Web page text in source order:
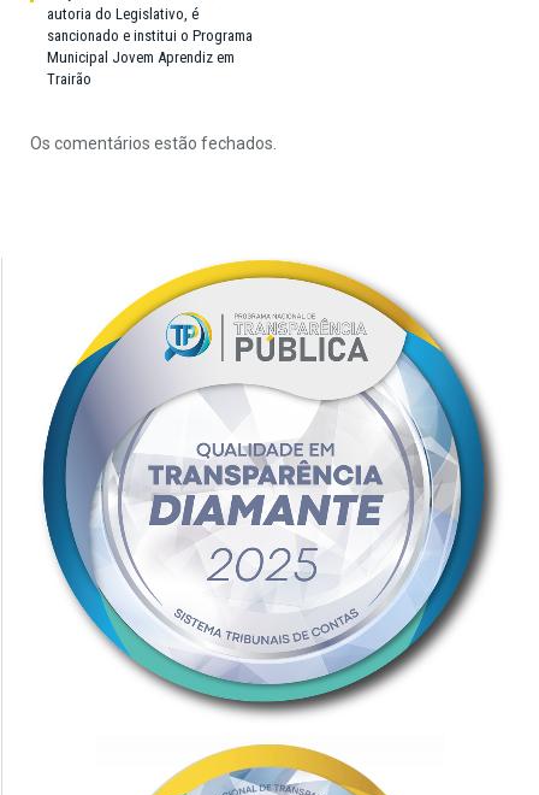
autoria do Legislativo, é
sancionado e institui o Programa
Municipal Jovem Aprendiz em
Trairão
Os comentários estão fechados.